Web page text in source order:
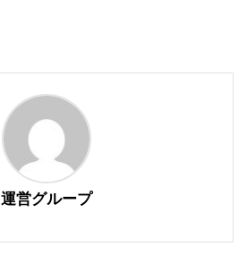
運営グループ